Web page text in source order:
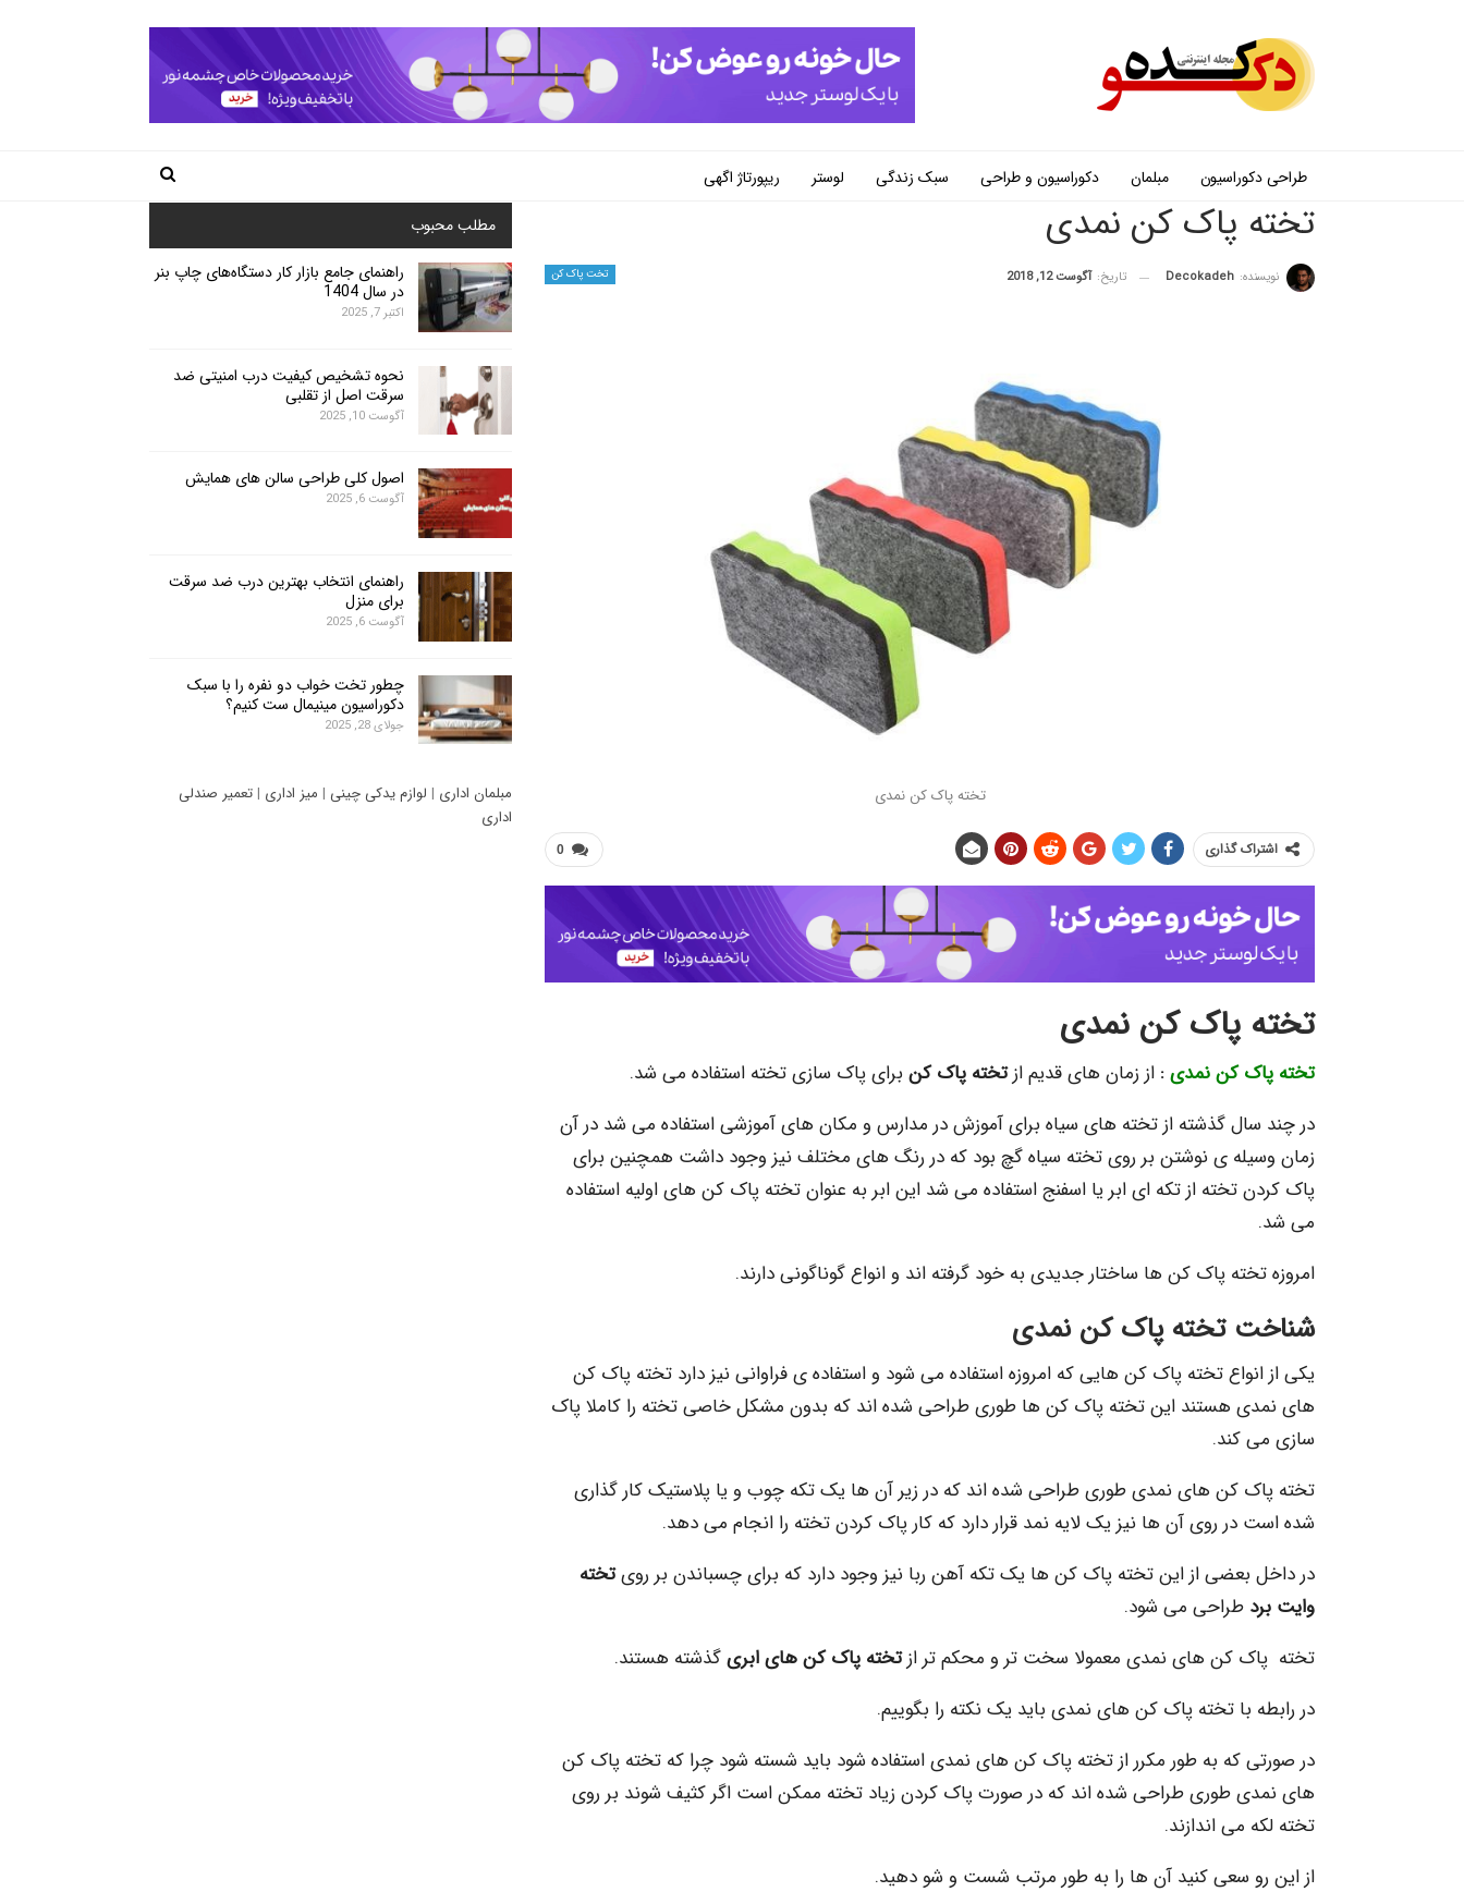
طراحی دکوراسیون مبلمان دکوراسیون و طراحی سبک زندگی لوستر ریپورتاژ اگهی
تخته پاک کن نمدی
تخت پاک کن نویسنده: Decokadeh تاریخ: آگوست 12, 2018
تخته پاک کن نمدی
0 اشتراک گذاری
تخته پاک کن نمدی
تخته پاک کن نمدی: از زمان های قدیم ازتخته پاک کن برای پاک سازی تخته استفاده می شد.
در چند سال گذشته از تخته های سیاه برای آموزش در مدارس و مکان های آموزشی استفاده می شد در آن
زمان وسیله ی نوشتن بر روی تخته سیاه گچ بود که در رنگ های مختلف نیز وجود داشت همچنین برای
پاک کردن تخته از تکه ای ابر یا اسفنج استفاده می شد این ابر به عنوان تخته پاک کن های اولیه استفاده
می شد.
امروزه تخته پاک کن ها ساختار جدیدی به خود گرفته اند و انواع گوناگونی دارند.
شناخت تخته پاک کن نمدی
یکی از انواع تخته پاک کن هایی که امروزه استفاده می شود و استفاده ی فراوانی نیز دارد تخته پاک کن
های نمدی هستند این تخته پاک کن ها طوری طراحی شده اند که بدون مشکل خاصی تخته را کاملا پاک
سازی می کند.
تخته پاک کن های نمدی طوری طراحی شده اند که در زیر آن ها یک تکه چوب و یا پلاستیک کار گذاری
شده است در روی آن ها نیز یک لایه نمد قرار دارد که کار پاک کردن تخته را انجام می دهد.
در داخل بعضی از این تخته پاک کن ها یک تکه آهن ربا نیز وجود دارد که برای چسباندن بر رویتخته
وایت برد طراحی می شود.
تخته پاک کن های نمدی معمولا سخت تر و محکم تر ازتخته پاک کن های ابریگذشته هستند.
در رابطه با تخته پاک کن های نمدی باید یک نکته را بگوییم.
در صورتی که به طور مکرر از تخته پاک کن های نمدی استفاده شود باید شسته شود چرا که تخته پاک کن
های نمدی طوری طراحی شده اند که در صورت پاک کردن زیاد تخته ممکن است اگر کثیف شوند بر روی
تخته لکه می اندازند.
از این رو سعی کنید آن ها را به طور مرتب شست و شو دهید.
مطلب محبوب
راهنمای جامع بازار کار دستگاه‌های چاپ بنر
در سال 1404
اکتبر 7, 2025
نحوه تشخیص کیفیت درب امنیتی ضد
سرقت اصل از تقلبی
آگوست 10, 2025
اصول کلی طراحی سالن های همایش
آگوست 6, 2025
راهنمای انتخاب بهترین درب ضد سرقت
برای منزل
آگوست 6, 2025
چطور تخت خواب دو نفره را با سبک
دکوراسیون مینیمال ست کنیم؟
جولای 28, 2025
مبلمان اداری | لوازم یدکی چینی | میز اداری | تعمیر صندلی
اداری